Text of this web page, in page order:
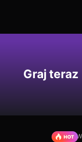
Graj teraz
Sprunki